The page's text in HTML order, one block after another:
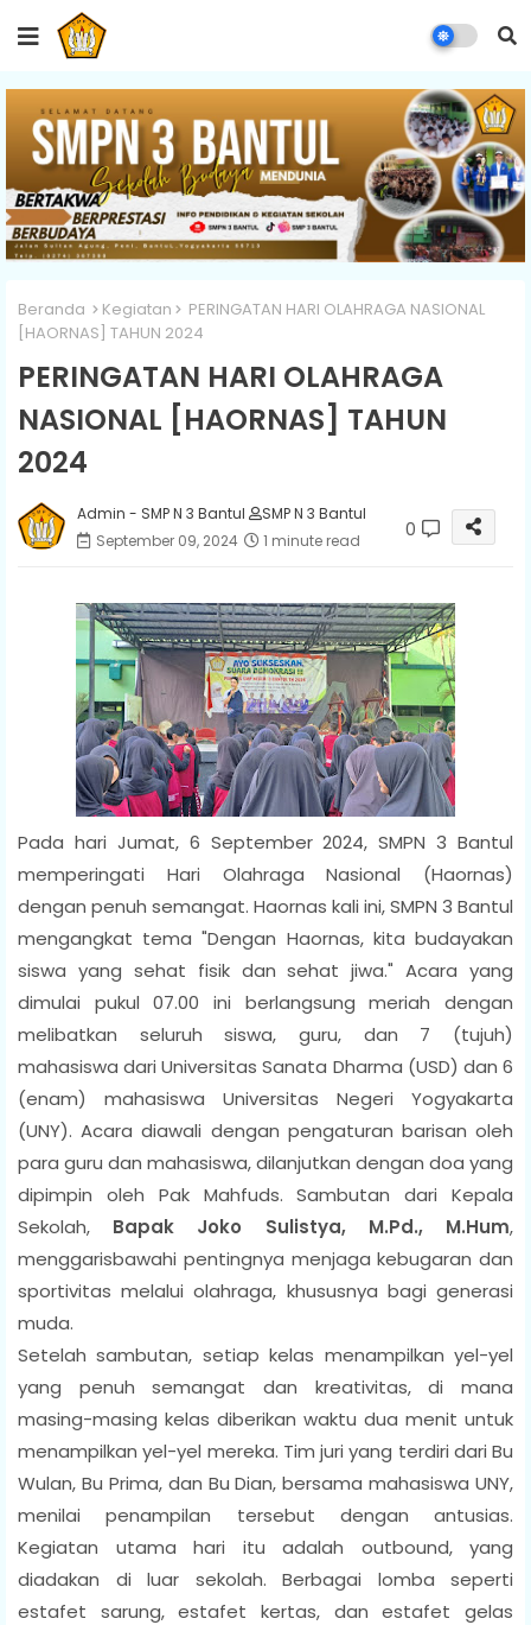
Beranda Kegiatan
PERINGATAN HARI OLAHRAGA NASIONAL
[HAORNAS] TAHUN 2024
PERINGATAN HARI OLAHRAGA
NASIONAL [HAORNAS] TAHUN
2024
Admin - SMP N 3 Bantul
SMP N 3 Bantul
September 09, 2024
1 minute read 0
Pada hari Jumat, 6 September 2024, SMPN 3 Bantul
memperingati Hari Olahraga Nasional (Haornas)
dengan penuh semangat. Haornas kali ini, SMPN 3 Bantul
mengangkat tema "Dengan Haornas, kita budayakan
siswa yang sehat fisik dan sehat jiwa." Acara yang
dimulai pukul 07.00 ini berlangsung meriah dengan
melibatkan seluruh siswa, guru, dan 7 (tujuh)
mahasiswa dari Universitas Sanata Dharma (USD) dan 6
(enam) mahasiswa Universitas Negeri Yogyakarta
(UNY). Acara diawali dengan pengaturan barisan oleh
para guru dan mahasiswa, dilanjutkan dengan doa yang
dipimpin oleh Pak Mahfuds. Sambutan dari Kepala
Sekolah, Bapak Joko Sulistya, M.Pd., M.Hum,
menggarisbawahi pentingnya menjaga kebugaran dan
sportivitas melalui olahraga, khususnya bagi generasi
muda.
Setelah sambutan, setiap kelas menampilkan yel-yel
yang penuh semangat dan kreativitas, di mana
masing-masing kelas diberikan waktu dua menit untuk
menampilkan yel-yel mereka. Tim juri yang terdiri dari Bu
Wulan, Bu Prima, dan Bu Dian, bersama mahasiswa UNY,
menilai penampilan tersebut dengan antusias.
Kegiatan utama hari itu adalah outbound, yang
diadakan di luar sekolah. Berbagai lomba seperti
estafet sarung, estafet kertas, dan estafet gelas